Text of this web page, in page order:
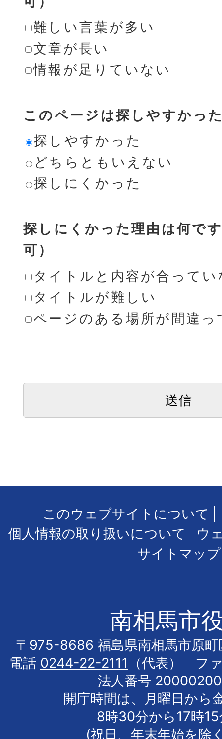
難しい言葉が多い
文章が長い
情報が足りていない
このページは探しやすかっ
探しやすかった
どちらともいえない
探しにくかった
探しにくかった理由は何で
可）
タイトルと内容が合ってい
タイトルが難しい
ページのある場所が間違っ
このウェブサイトについて
個人情報の取り扱いについて
ウ
サイトマップ
南相馬市
〒975-8686 福島県南相馬市原町
電話 0244-22-2111
（代表） フ
法人番号
開庁時間は、月曜日から
8時30分から17時
(祝日、年末年始を除